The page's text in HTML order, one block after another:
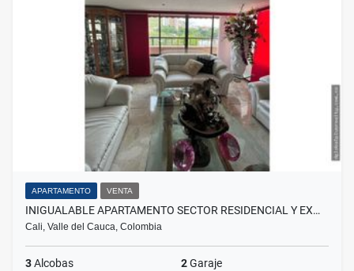
APARTAMENTO VENTA
INIGUALABLE APARTAMENTO SECTOR RESIDENCIAL Y EX…
Cali, Valle del Cauca, Colombia
3Alcobas 2Garaje